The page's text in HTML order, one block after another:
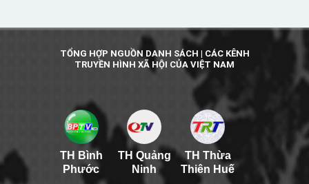
TỔNG HỢP NGUỒN DANH SÁCH | CÁC KÊNH
TRUYỀN HÌNH XÃ HỘI CỦA VIỆT NAM
TH Bình
Phước
TH Quảng
Ninh
TH Thừa
Thiên Huế